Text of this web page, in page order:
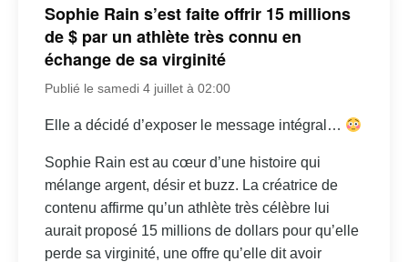
Sophie Rain s’est faite offrir 15 millions
de $ par un athlète très connu en
échange de sa virginité
Publié le samedi 4 juillet à 02:00
Elle a décidé d’exposer le message intégral…
Sophie Rain est au cœur d’une histoire qui
mélange argent, désir et buzz. La créatrice de
contenu affirme qu’un athlète très célèbre lui
aurait proposé 15 millions de dollars pour qu’elle
perde sa virginité, une offre qu’elle dit avoir